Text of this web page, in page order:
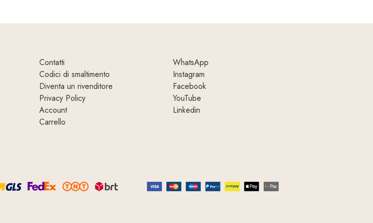
Contatti
Codici di smaltimento
Diventa un rivenditore
Privacy Policy
Account
Carrello
WhatsApp
Instagram
Facebook
YouTube
Linkedin